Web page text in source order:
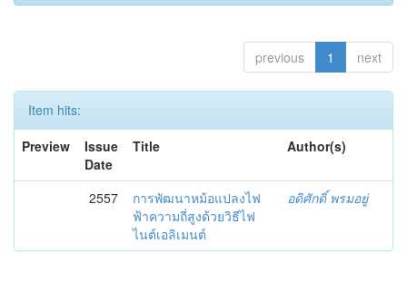
previous 1 next
Item hits:
Preview
Issue
Date
Title Author(s)
2557
การพัฒนาหม้อแปลงไฟ
ฟ้าความถี่สูงด้วยวิธีไฟ
ไนต์เอลิเมนต์
อดิศักดิ์ พรมอยู่